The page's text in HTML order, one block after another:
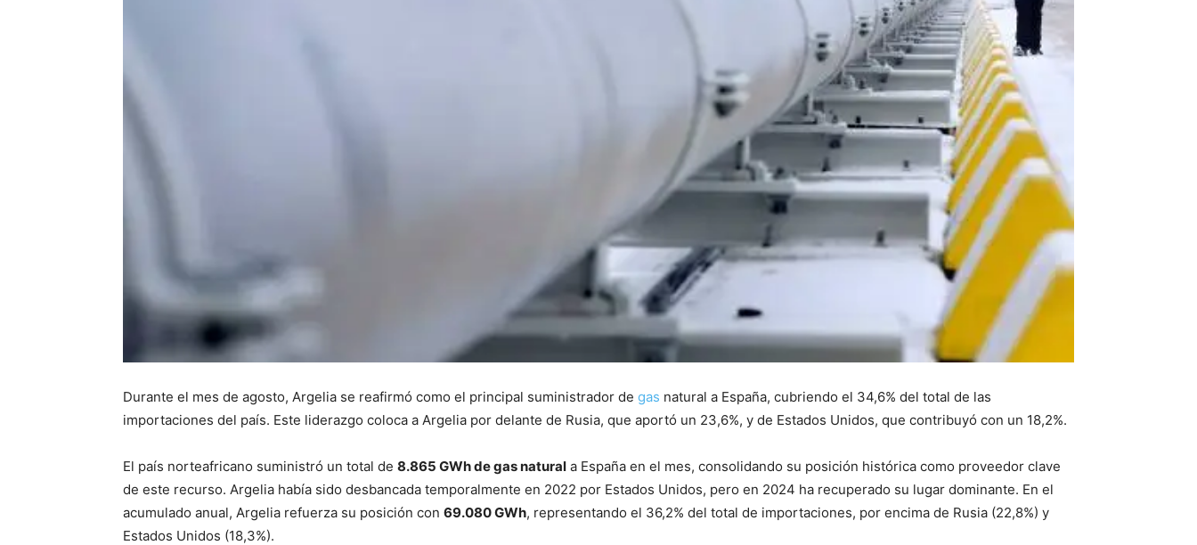
Durante el mes de agosto, Argelia se reafirmó como el principal suministrador de gas natural a España, cubriendo el 34,6% del total de las
importaciones del país. Este liderazgo coloca a Argelia por delante de Rusia, que aportó un 23,6%, y de Estados Unidos, que contribuyó con un 18,2%.
El país norteafricano suministró un total de 8.865 GWh de gas natural a España en el mes, consolidando su posición histórica como proveedor clave
de este recurso. Argelia había sido desbancada temporalmente en 2022 por Estados Unidos, pero en 2024 ha recuperado su lugar dominante. En el
acumulado anual, Argelia refuerza su posición con 69.080 GWh, representando el 36,2% del total de importaciones, por encima de Rusia (22,8%) y
Estados Unidos (18,3%).